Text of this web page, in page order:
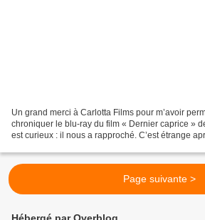
Un grand merci à Carlotta Films pour m’avoir
chroniquer le blu-ray du film « Dernier caprice »
est curieux : il nous a rapproché. C’est étrange
Page suivante >